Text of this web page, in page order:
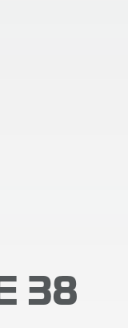
38